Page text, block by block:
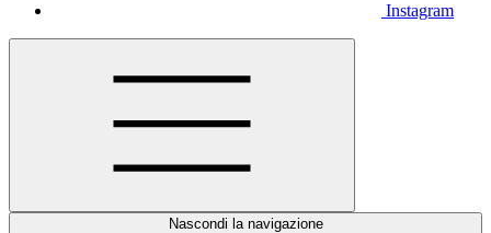
Instagram
Nascondi la navigazione